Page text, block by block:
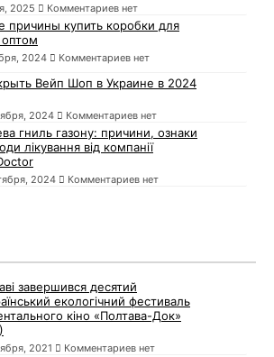
2025 Комментариев нет
причины купить коробки для
2024 Комментариев нет
Вейп Шоп в Украине в 2024
2024 Комментариев нет
гниль газону: причини, ознаки
лікування від компанії
2024 Комментариев нет
завершився десятий
екологічний фестиваль
кіно «Полтава-Док»
2021 Комментариев нет